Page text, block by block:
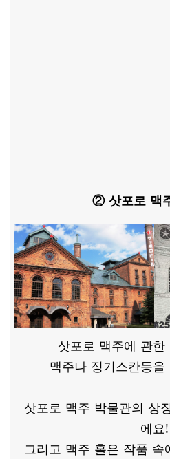
② 삿포로 맥
삿포로 맥주에 관한
맥주나 징기스칸등
삿포로 맥주 박물관의 상
에요!
그리고 맥주 홀은 작품 속